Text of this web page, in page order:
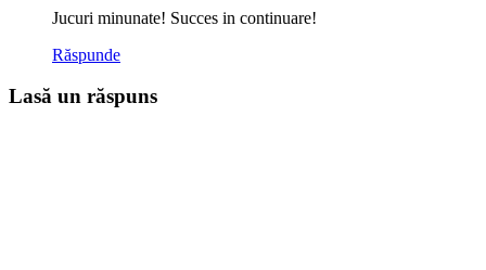
Jucuri minunate! Succes in continuare!
Răspunde
Lasă un răspuns